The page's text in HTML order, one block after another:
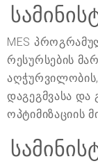
MES
რესურსების
დაგეგმვასა და
ოპტიმიზაციის